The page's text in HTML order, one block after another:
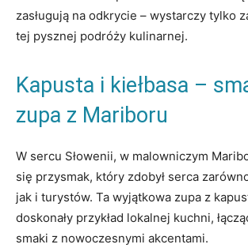
zasługują na odkrycie – wystarczy tylko
tej pysznej podróży kulinarnej.
Kapusta i kiełbasa –
zupa z Mariboru
W sercu Słowenii, w malowniczym
się przysmak, który zdobył serca
jak i turystów. Ta wyjątkowa zupa z
doskonały przykład lokalnej kuchni,
smaki z nowoczesnymi akcentami.